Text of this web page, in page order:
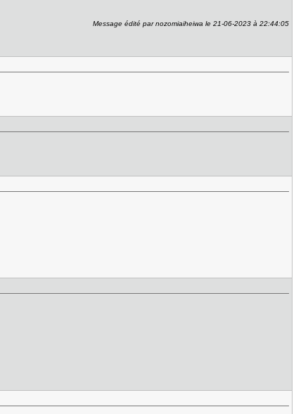
Message édité par nozomiaiheiwa le 21-06-2023 à 22:44:05